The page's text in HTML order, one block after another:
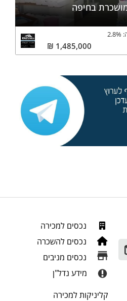
בחיפה
2.8%
1,485,000
₪
נכסים למכירה
נכסים להשכרה
נכסים מניבים
מידע נדל"ן
קליניקותלמכירה